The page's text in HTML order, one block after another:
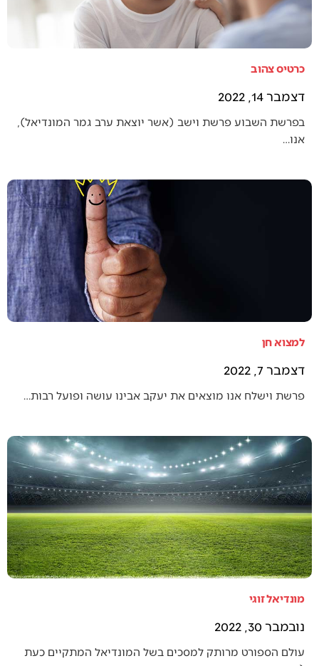
כרטיס צהוב
דצמבר 14, 2022
בפרשת השבוע פרשת וישב (אשר יוצאת ערב גמר המונדיאל),
אנו…
למצוא חן
דצמבר 7, 2022
פרשת וישלח אנו מוצאים את יעקב אבינו עושה ופועל רבות…
מונדיאל זוגי
נובמבר 30, 2022
עולם הספורט מרותק למסכים בשל המונדיאל המתקיים כעת